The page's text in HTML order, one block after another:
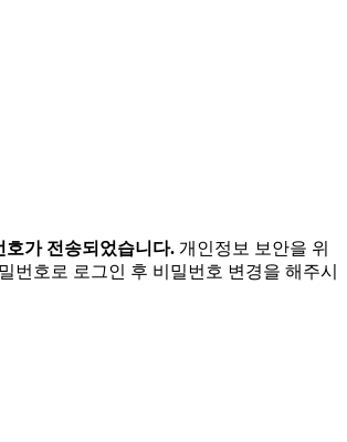
호가 전송되었습니다. 개인정보 보안을 위
번호로 로그인 후 비밀번호 변경을 해주시